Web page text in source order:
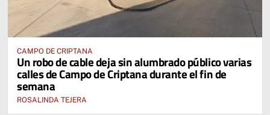
CAMPO DE CRIPTANA
Un robo de cable deja sin alumbrado público varias
calles de Campo de Criptana durante el fin de
semana
ROSALINDA TEJERA